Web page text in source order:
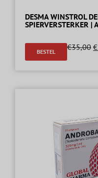
DESMA WINSTROL
SPIERVERSTERKER |
BESTEL €35,00 €